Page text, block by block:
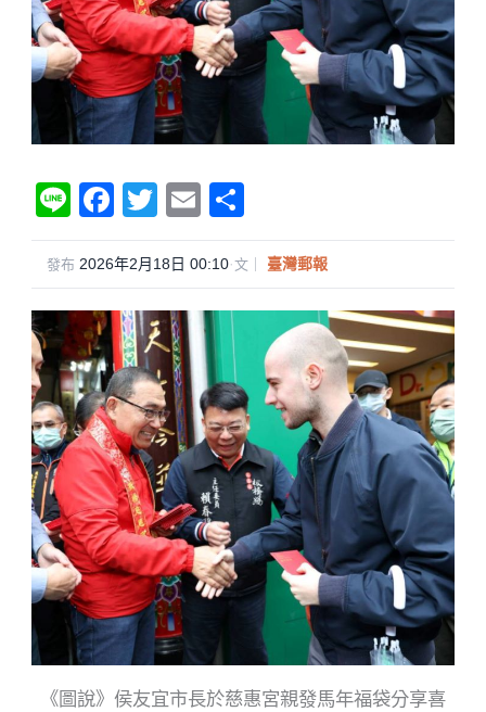
Li
n
e
F
a
c
e
b
o
o
k
T
wi
tt
er
E
m
ail
享
發布 2026年2月18日 00:10·文｜ 臺灣郵報
《​圖說》侯友宜市長於慈惠宮親發馬年福袋分享喜